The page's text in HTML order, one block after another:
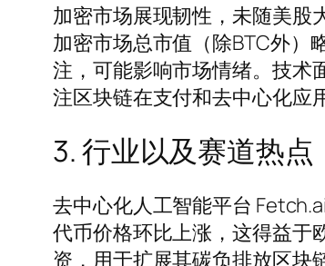
加密市场展现韧性，未随美股
加密市场总市值（除BTC外）
注，可能影响市场情绪。技术
注区块链在支付和去中心化应
3. 行业以及赛道热点
去中心化人工智能平台
代币价格环比上涨，这得益于
资，用于扩展其碳负排放区块